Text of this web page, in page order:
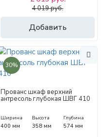
Добавить
4 019 руб.
30%
Прованс шкаф верхний
антресоль глубокая ШВГ 410
Ширина
400 мм
Высота
358 мм
Глубина
574 мм